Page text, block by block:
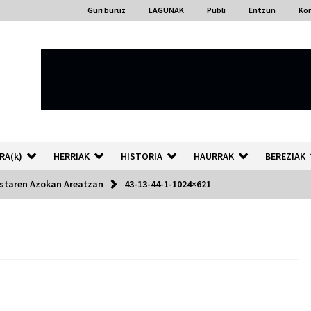
Guri buruz LAGUNAK Publi Entzun
HERRIAK HISTORIA HAURRAK BEREZIAK
Azokan Areatzan 43-13-44-1-1024×621